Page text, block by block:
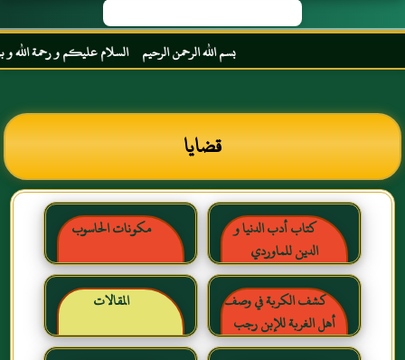
بسم الله الرحمن الرحيم السلام عليكم و رحمة الله و
قضايا
كتاب أدب الدنيا و
الدين للماوردي
مكونات الحاسوب
كشف الكربة في وصف
أهل الغربة للإبن رجب
الحنبلي رحمه الله
المقالات